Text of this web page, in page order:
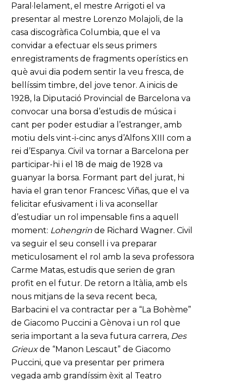
Paral·lelament, el mestre Arrigoti el va
presentar al mestre Lorenzo Molajoli, de la
casa discogràfica Columbia, que el va
convidar a efectuar els seus primers
enregistraments de fragments operístics en
què avui dia podem sentir la veu fresca, de
bellíssim timbre, del jove tenor. A inicis de
1928, la Diputació Provincial de Barcelona va
convocar una borsa d’estudis de música i
cant per poder estudiar a l’estranger, amb
motiu dels vint-i-cinc anys d’Alfons XIII com a
rei d’Espanya. Civil va tornar a Barcelona per
participar-hi i el 18 de maig de 1928 va
guanyar la borsa. Formant part del jurat, hi
havia el gran tenor Francesc Viñas, que el va
felicitar efusivament i li va aconsellar
d’estudiar un rol impensable fins a aquell
moment: Lohengrin de Richard Wagner. Civil
va seguir el seu consell i va preparar
meticulosament el rol amb la seva professora
Carme Matas, estudis que serien de gran
profit en el futur. De retorn a Itàlia, amb els
nous mitjans de la seva recent beca,
Barbacini el va contractar per a “La Bohème”
de Giacomo Puccini a Gènova i un rol que
seria important a la seva futura carrera, Des
Grieuxde “Manon Lescaut” de Giacomo
Puccini, que va presentar per primera
vegada amb grandíssim èxit al Teatro